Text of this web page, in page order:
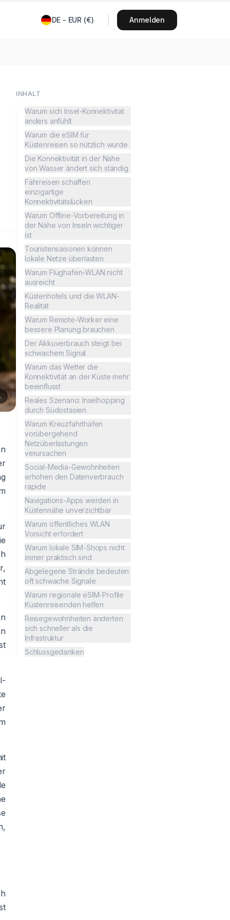
DE - EUR (€) Anmelden
INHALT
Warum sich Insel-Konnektivität
anders anfühlt
Warum die eSIM für
Küstenreisen so nützlich wurde
Die Konnektivität in der Nähe
von Wasser ändert sich ständig
Fährreisen schaffen
einzigartige
Konnektivitätslücken
Warum Offline-Vorbereitung in
der Nähe von Inseln wichtiger
ist
Touristensaisonen können
lokale Netze überlasten
Warum Flughafen-WLAN nicht
ausreicht
Küstenhotels und die WLAN-
Realität
Warum Remote-Worker eine
bessere Planung brauchen
Der Akkuverbrauch steigt bei
schwachem Signal
Warum das Wetter die
Konnektivität an der Küste mehr
beeinflusst
Reales Szenario: Inselhopping
durch Südostasien
Warum Kreuzfahrthäfen
vorübergehend
Netzüberlastungen
verursachen
Social-Media-Gewohnheiten
erhöhen den Datenverbrauch
rapide
Navigations-Apps werden in
Küstennähe unverzichtbar
Warum öffentliches WLAN
Vorsicht erfordert
Warum lokale SIM-Shops nicht
immer praktisch sind
Abgelegene Strände bedeuten
oft schwache Signale
Warum regionale eSIM-Profile
Küstenreisenden helfen
Reisegewohnheiten änderten
sich schneller als die
Infrastruktur
Schlussgedanken